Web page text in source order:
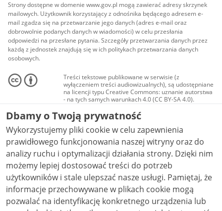
Strony dostępne w domenie www.gov.pl mogą zawierać adresy skrzynek
mailowych. Użytkownik korzystający z odnośnika będącego adresem e-
mail zgadza się na przetwarzanie jego danych (adres e-mail oraz
dobrowolnie podanych danych w wiadomości) w celu przesłania
odpowiedzi na przesłane pytania. Szczegóły przetwarzania danych przez
każdą z jednostek znajdują się w ich politykach przetwarzania danych
osobowych.
Treści tekstowe publikowane w serwisie (z
wyłączeniem treści audiowizualnych), są udostępniane
na licencji typu Creative Commons: uznanie autorstwa
- na tych samych warunkach 4.0 (CC BY-SA 4.0).
Materiały audiowizualne, w tym zdjęcia, materiały
audio i wideo, są udostępniane na licencji typu
Creative Commons: uznanie autorstwa użycie
niekomercyjne - bez utworów zależnych 4.0 (CC BY-
NC-ND 4.0), o ile nie jest to stwierdzone inaczej.
Dbamy o Twoją prywatność
Wykorzystujemy pliki cookie w celu zapewnienia
prawidłowego funkcjonowania naszej witryny oraz do
analizy ruchu i optymalizacji działania strony. Dzięki nim
możemy lepiej dostosować treści do potrzeb
użytkowników i stale ulepszać nasze usługi. Pamiętaj, że
informacje przechowywane w plikach cookie mogą
pozwalać na identyfikację konkretnego urządzenia lub